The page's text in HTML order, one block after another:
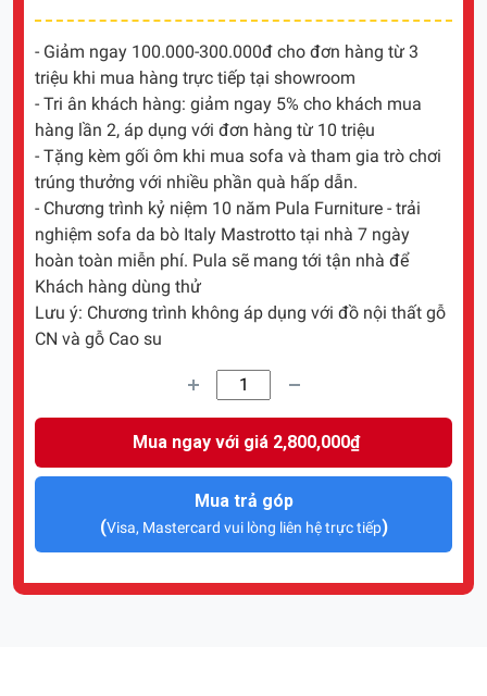
- Giảm ngay 100.000-300.000đ cho đơn hàng từ 3
triệu khi mua hàng trực tiếp tại showroom
- Tri ân khách hàng: giảm ngay 5% cho khách mua
hàng lần 2, áp dụng với đơn hàng từ 10 triệu
- Tặng kèm gối ôm khi mua sofa và tham gia trò chơi
trúng thưởng với nhiều phần quà hấp dẫn.
- Chương trình kỷ niệm 10 năm Pula Furniture - trải
nghiệm sofa da bò Italy Mastrotto tại nhà 7 ngày
hoàn toàn miễn phí. Pula sẽ mang tới tận nhà để
Khách hàng dùng thử
Lưu ý: Chương trình không áp dụng với đồ nội thất gỗ
CN và gỗ Cao su
Mua ngay với giá 2,800,000₫
Mua trả góp
(Visa, Mastercard vui lòng liên hệ trực tiếp)